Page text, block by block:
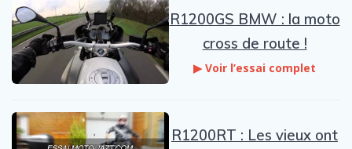
R1200GS BMW : la moto
cross de route !
▶ Voir l’essai complet
R1200RT : Les vieux ont